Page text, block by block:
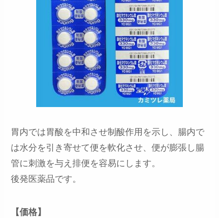
胃内では胃酸を中和させ制酸作用を示し、腸内で
は水分を引き寄せて便を軟化させ、便が膨張し腸
管に刺激を与え排便を容易にします。
後発医薬品です。
【価格】